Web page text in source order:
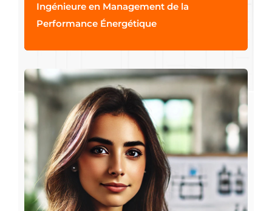
Ingénieure en Management de la
Performance Énergétique